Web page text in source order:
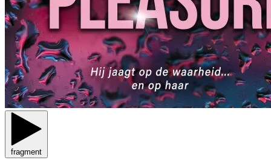
fragment